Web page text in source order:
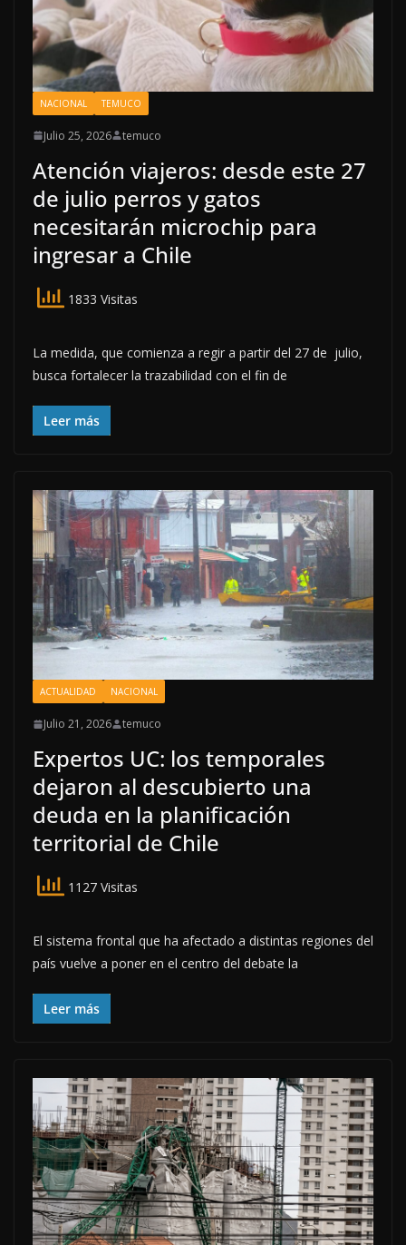
NACIONAL TEMUCO
Julio 25, 2026 temuco
Atención viajeros: desde este 27
de julio perros y gatos
necesitarán microchip para
ingresar a Chile
1833 Visitas
La medida, que comienza a regir a partir del 27 de julio,
busca fortalecer la trazabilidad con el fin de
Leer más
ACTUALIDAD NACIONAL
Julio 21, 2026 temuco
Expertos UC: los temporales
dejaron al descubierto una
deuda en la planificación
territorial de Chile
1127 Visitas
El sistema frontal que ha afectado a distintas regiones del
país vuelve a poner en el centro del debate la
Leer más